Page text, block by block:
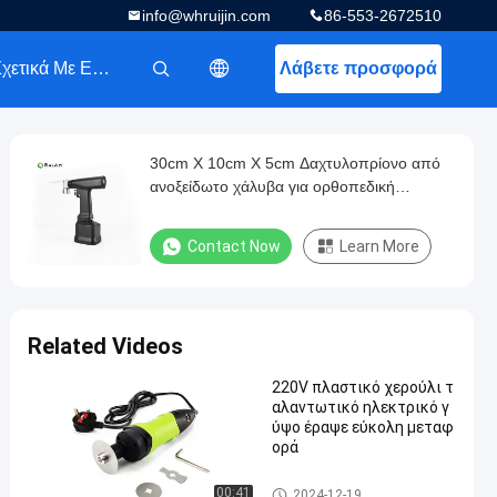
86-553-2672510
info@whruijin.com
Λάβετε προσφορά
Σχετικά Με Εμάς
30cm X 10cm X 5cm Δαχτυλοπρίονο από
ανοξείδωτο χάλυβα για ορθοπεδική
Contact Now Learn More
Related Videos
00:41
220V πλαστικό χερούλι τ
αλαντωτικό ηλεκτρικό γ
ύψο έραψε εύκολη μεταφ
ορά
Ηλεκτρικό πριόνι ασβεστοκο